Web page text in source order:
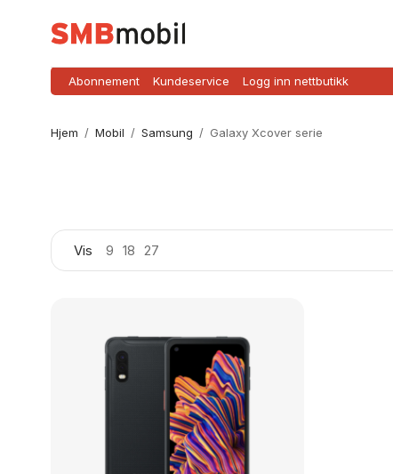
Abonnement Kundeservice Logg inn nettbutikk
Hjem / Mobil / Samsung / Galaxy Xcover serie
Vis 9 18 27